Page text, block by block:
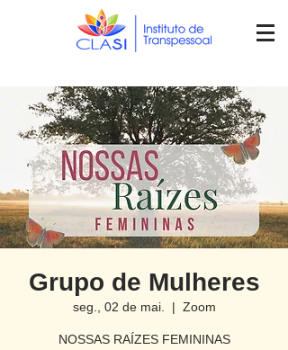
Grupo de Mulheres
seg., 02 de mai.
  |
Zoom
NOSSAS RAÍZES FEMININAS